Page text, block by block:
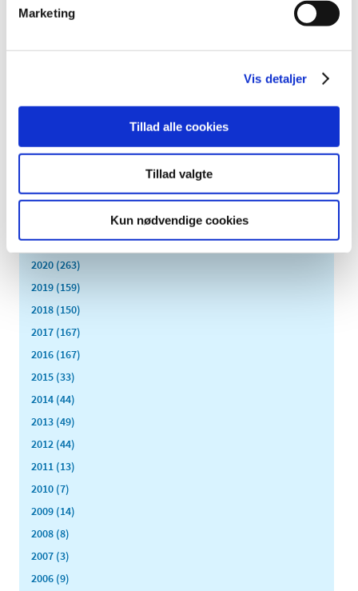
Marketing
Vis detaljer
Tillad alle cookies
Tillad valgte
Kun nødvendige cookies
september (15)
juli (20)
februar (14)
2023 (195)
2021 (516)
2020 (263)
2019 (159)
2018 (150)
2017 (167)
2016 (167)
2015 (33)
2014 (44)
2013 (49)
2012 (44)
2011 (13)
2010 (7)
2009 (14)
2008 (8)
2007 (3)
2006 (9)